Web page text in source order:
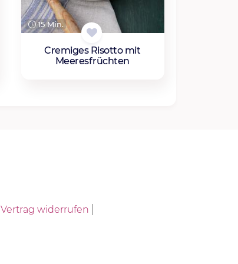
15 Min.
Cremiges Risotto mit
Meeresfrüchten
Vertrag widerrufen